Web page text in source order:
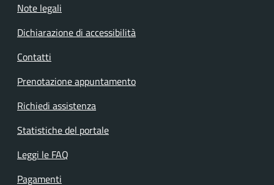
Note legali
Dichiarazione di accessibilità
Contatti
Prenotazione appuntamento
Richiedi assistenza
Statistiche del portale
Leggi le FAQ
Pagamenti